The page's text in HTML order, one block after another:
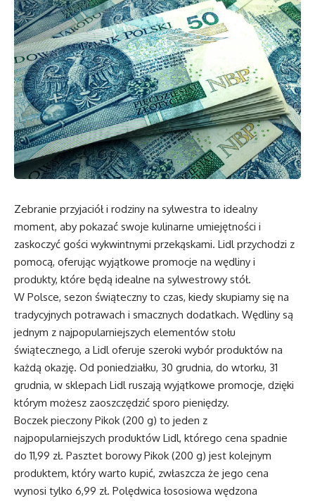
Zebranie przyjaciół i rodziny na sylwestra to idealny
moment, aby pokazać swoje kulinarne umiejętności i
zaskoczyć gości wykwintnymi przekąskami. Lidl przychodzi z
pomocą, oferując wyjątkowe promocje na wędliny i
produkty, które będą idealne na sylwestrowy stół.
W Polsce, sezon świąteczny to czas, kiedy skupiamy się na
tradycyjnych potrawach i smacznych dodatkach. Wędliny są
jednym z najpopularniejszych elementów stołu
świątecznego, a Lidl oferuje szeroki wybór produktów na
każdą okazję. Od poniedziałku, 30 grudnia, do wtorku, 31
grudnia, w sklepach Lidl ruszają wyjątkowe promocje, dzięki
którym możesz zaoszczędzić sporo pieniędzy.
Boczek pieczony Pikok (200 g) to jeden z
najpopularniejszych produktów Lidl, którego cena spadnie
do 11,99 zł. Pasztet borowy Pikok (200 g) jest kolejnym
produktem, który warto kupić, zwłaszcza że jego cena
wynosi tylko 6,99 zł. Polędwica łososiowa wędzona